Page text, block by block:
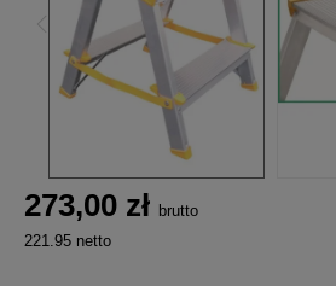
273,00 zł brutto
221.95 netto